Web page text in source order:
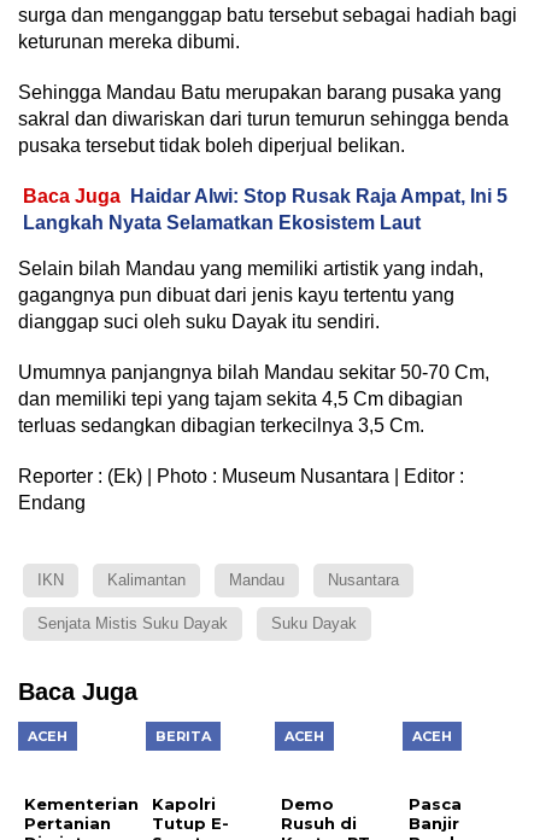
surga dan menganggap batu tersebut sebagai hadiah bagi
keturunan mereka dibumi.
Sehingga Mandau Batu merupakan barang pusaka yang
sakral dan diwariskan dari turun temurun sehingga benda
pusaka tersebut tidak boleh diperjual belikan.
Baca Juga
Haidar Alwi: Stop Rusak Raja Ampat, Ini 5
Langkah Nyata Selamatkan Ekosistem Laut
Selain bilah Mandau yang memiliki artistik yang indah,
gagangnya pun dibuat dari jenis kayu tertentu yang
dianggap suci oleh suku Dayak itu sendiri.
Umumnya panjangnya bilah Mandau sekitar 50-70 Cm,
dan memiliki tepi yang tajam sekita 4,5 Cm dibagian
terluas sedangkan dibagian terkecilnya 3,5 Cm.
Reporter : (Ek) | Photo : Museum Nusantara | Editor :
Endang
IKN Kalimantan Mandau Nusantara
Senjata Mistis Suku Dayak Suku Dayak
Baca Juga
ACEH
Kementerian
Pertanian
BERITA
Kapolri
Tutup E-
ACEH
Demo
Rusuh di
ACEH
Pasca
Banjir